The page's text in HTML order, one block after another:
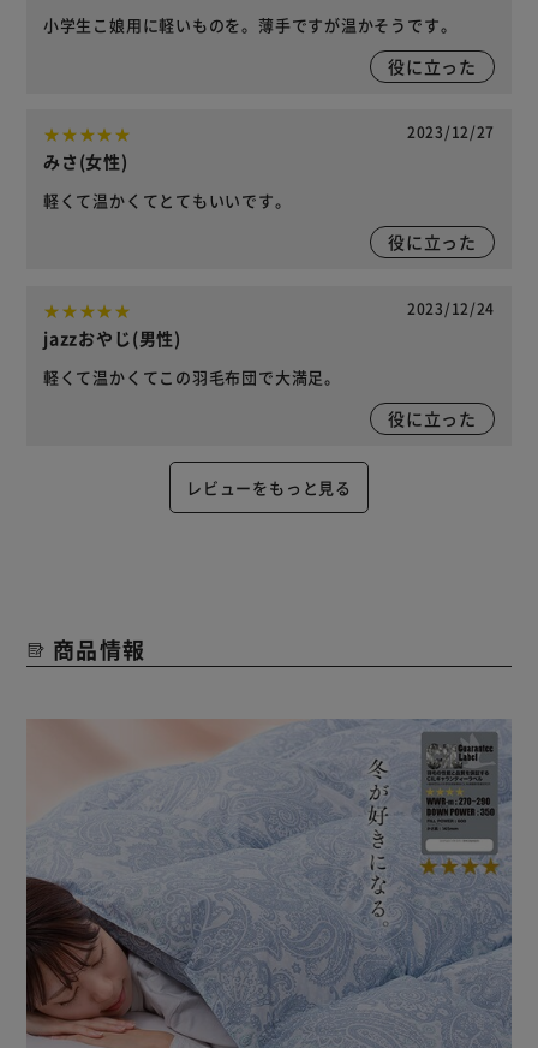
小学生こ娘用に軽いものを。薄手ですが温かそうです。
役に立った
2023/12/27
みさ(女性)
軽くて温かくてとてもいいです。
役に立った
2023/12/24
jazzおやじ(男性)
軽くて温かくてこの羽毛布団で大満足。
役に立った
レビューをもっと見る
商品情報